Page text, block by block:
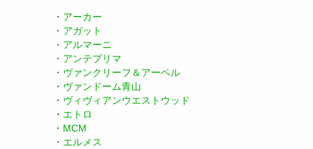
・ アーカー
・ アガット
・ アルマーニ
・ アンテプリマ
・ ヴァンクリーフ＆アーペル
・ ヴァンドーム青山
・ ヴィヴィアンウエストウッド
・ エトロ
・ MCM
・ エルメス